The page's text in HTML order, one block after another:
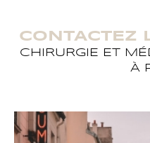
CONTACTEZ
CHIRURGIE ET
À